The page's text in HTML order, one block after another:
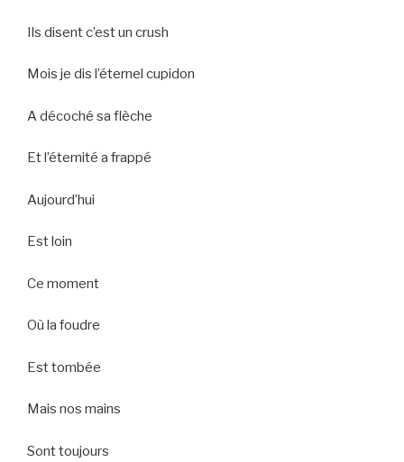
Ils disent c’est un crush
Mois je dis l’éternel cupidon
A décoché sa flèche
Et l’éternité a frappé
Aujourd’hui
Est loin
Ce moment
Où la foudre
Est tombée
Mais nos mains
Sont toujours